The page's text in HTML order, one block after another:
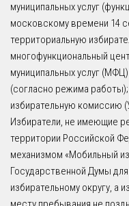
муниципальных услуг
московскому времени 14
территориальную
многофункциональный
муниципальных услуг
(согласно режима
избирательную комиссию
Избиратели, не имеющие
территории Российской
механизмом «Мобильный
Государственной Думы
избирательному округу, а